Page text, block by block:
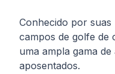
Conhecido por suas
campos de golfe de
uma ampla gama
aposentados.